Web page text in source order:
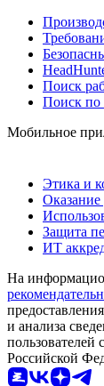
Поиск
Поиск по
Мобильное
Этика и
Оказание
Защита
ИТ
На
и анализа
пользователей
Российской